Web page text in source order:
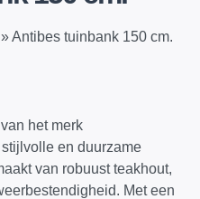
»Antibes tuinbank 150 cm.
het merk
en duurzame
van robuust teakhout,
Met een